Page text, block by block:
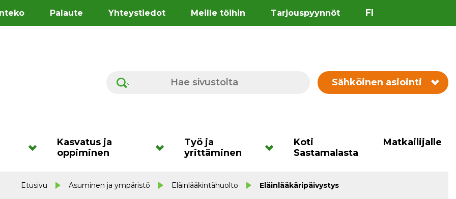
Palaute Yhteystiedot Meille töihin Tarjouspyynnöt FI
Hae sivustolta Sähköinen asiointi
Kasvatus ja
oppiminen
Työ ja
yrittäminen
Koti
Sastamalasta
Matkailijalle
Etusivu Asuminen ja ympäristö Eläinlääkintähuolto Eläinlääkäripäivystys